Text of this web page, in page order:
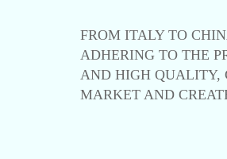
FROM ITALY TO
ADHERING TO THE
AND HIGH QUALITY,
MARKET AND